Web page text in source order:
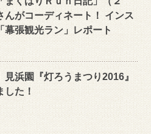
んがコーディネート！ インス
幕張観光ラン」レポート
見浜園『灯ろうまつり2016』
した！